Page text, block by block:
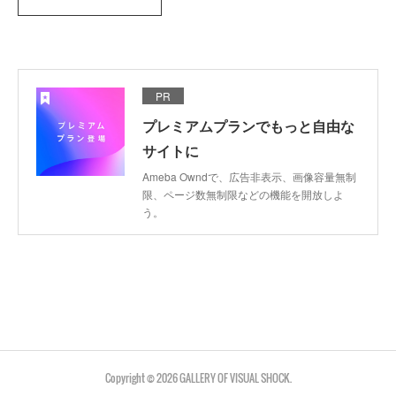
PR
プレミアムプランでもっと自由な
サイトに
Ameba Owndで、広告非表示、画像容量無制
限、ページ数無制限などの機能を開放しよ
う。
Copyright ©2026GALLERY OF VISUAL SHOCK.